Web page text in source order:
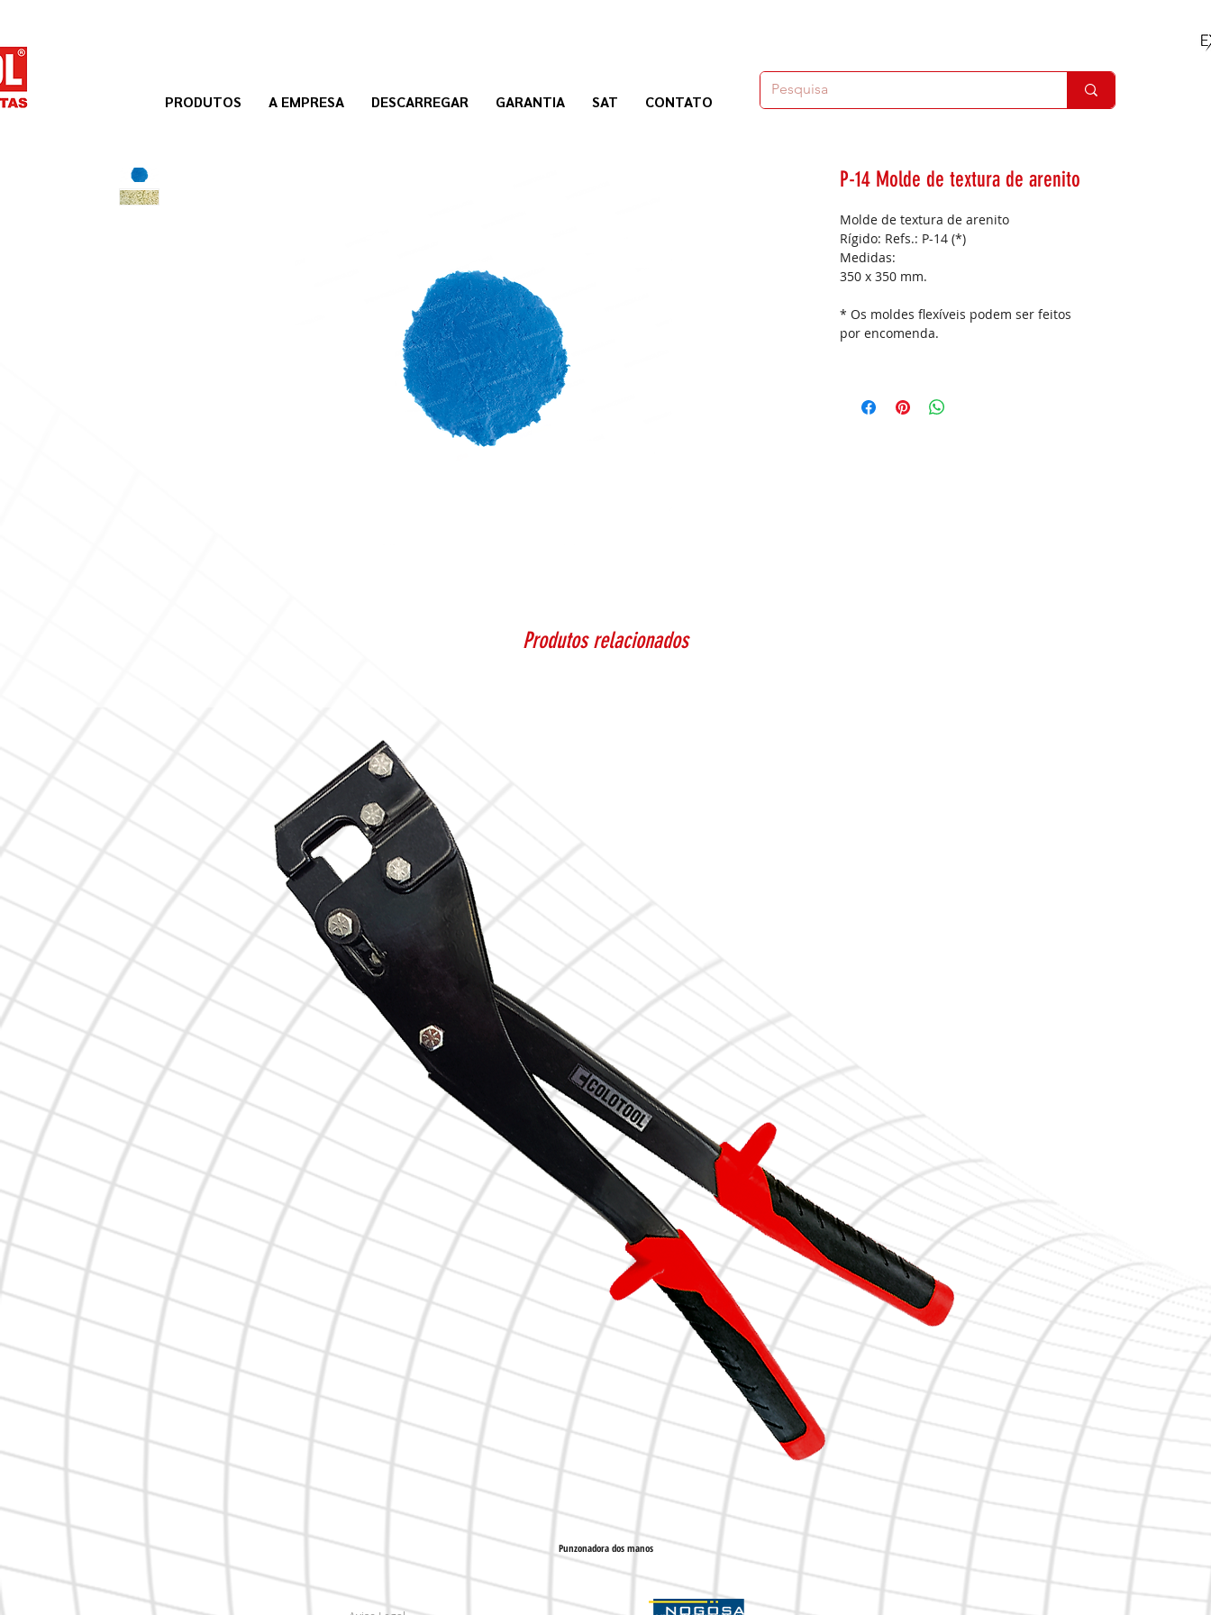
Nogosa Soluciones Constructivas
PRODUTOS A EMPRESA DESCARREGAR GARANTIA SAT CONTATO
P-14 Molde de textura de arenito
Molde de textura de arenito
Rígido: Refs.: P-14 (*)
Medidas:
350 x 350 mm.
* Os moldes flexíveis podem ser feitos
por encomenda.
Produtos relacionados
Punzonadora dos manos